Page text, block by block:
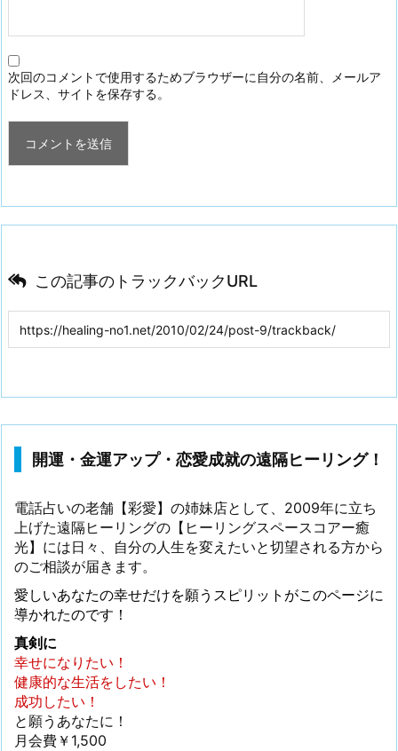
次回のコメントで使用するためブラウザーに自分の名前、メールア
ドレス、サイトを保存する。
この記事のトラックバックURL
開運・金運アップ・恋愛成就の遠隔ヒーリング！
電話占いの老舗【彩愛】の姉妹店として、2009年に立ち
上げた遠隔ヒーリングの【ヒーリングスペースコアー癒
光】には日々、自分の人生を変えたいと切望される方から
のご相談が届きます。
愛しいあなたの幸せだけを願うスピリットがこのページに
導かれたのです！
真剣に
幸せになりたい！
健康的な生活をしたい！
成功したい！
と願うあなたに！
月会費￥1,500